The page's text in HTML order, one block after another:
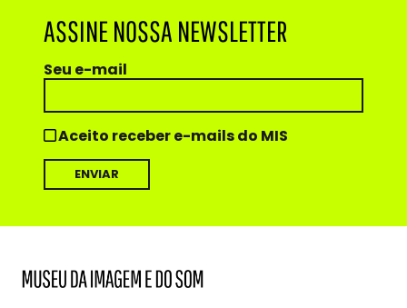
ASSINE NOSSA NEWSLETTER
Seu e-mail
Aceito receber e-mails do MIS